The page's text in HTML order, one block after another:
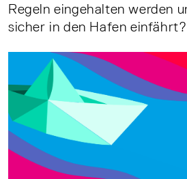
Regeln eingehalten werden
sicher in den Hafen einfährt?